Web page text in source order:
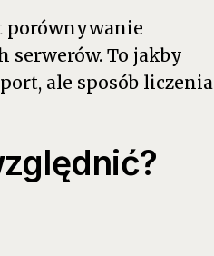
porównywanie
serwerów. To jakby
ale sposób liczenia